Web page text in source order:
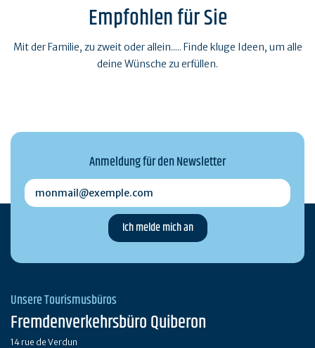
Empfohlen für Sie
Mit der Familie, zu zweit oder allein..... Finde kluge Ideen, um alle
deine Wünsche zu erfüllen.
Anmeldung für den Newsletter
monmail@exemple.com
Unsere Tourismusbüros
Fremdenverkehrsbüro Quiberon
14 rue de Verdun